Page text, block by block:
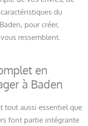
du
pour créer,
ressemblent.
en
à Baden
tout aussi essentiel que
font partie intégrante